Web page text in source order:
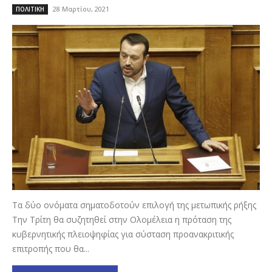
ΠΟΛΙΤΙΚΗ 28 Μαρτίου, 2021
Τα δύο ονόματα σηματοδοτούν επιλογή της μετωπικής ρήξης
Την Τρίτη θα συζητηθεί στην Ολομέλεια η πρόταση της
κυβερνητικής πλειοψηφίας για σύσταση προανακριτικής
επιτροπής που θα...